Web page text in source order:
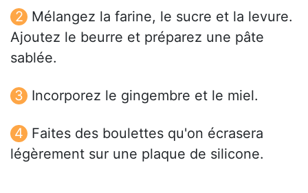
Mélangez la farine, le sucre et la levure.
Ajoutez le beurre et préparez une pâte
sablée.
Incorporez le gingembre et le miel.
Faites des boulettes qu'on écrasera
légèrement sur une plaque de silicone.